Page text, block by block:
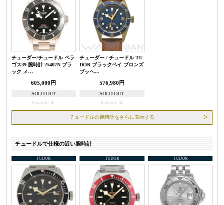
チューダー/チュードル ペラ
ゴス39 腕時計 25407N ブラ
ック メ…
605,000円
SOLD OUT
Favorite
チューダー / チュードル TU
DOR ブラックベイ ブロンズ
ブッヘ…
576,980円
SOLD OUT
Favorite
チュードルの腕時計をさらに表示する
チュードルで仕様の近い腕時計
TUDOR TUDOR TUDOR